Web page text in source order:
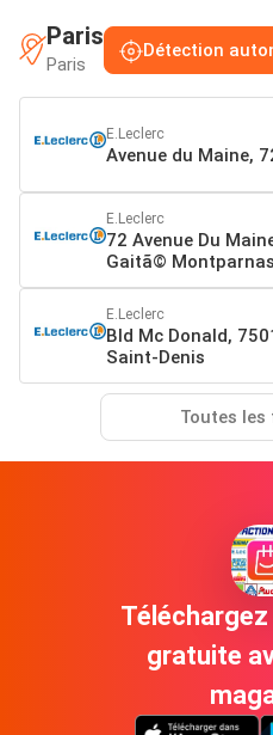
Paris
Paris
Détection
E.Leclerc
Avenue du Maine,
E.Leclerc
72 Avenue Du
Gaitã©
E.Leclerc
Bld Mc Donald,
Saint-Denis
Toutes les
gratuite